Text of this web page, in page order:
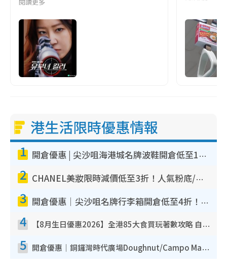
閱讀更多
港生活限時優惠情報
1 開倉優惠 | 尖沙咀海港城名牌波鞋開倉低至1折！On鞋$899起／Joy&Peace鞋履$98起
2 CHANEL美妝限時減價低至3折！人氣粉底/唇膏/精華液低至$275！COCO香水都有平
3 開倉優惠｜尖沙咀名牌行李箱開倉低至4折！一連5日 American Tourister/ace./Hallmark $200起！
4 【8月生日優惠2026】全港85大食買玩著數攻略 自助餐/火鍋放題同行免費＋誠品/DONKI送現金券
5 開倉優惠｜銅鑼灣時代廣場Doughnut/Campo Marzio開倉低至1折！背囊、書包、手袋劈價$200起